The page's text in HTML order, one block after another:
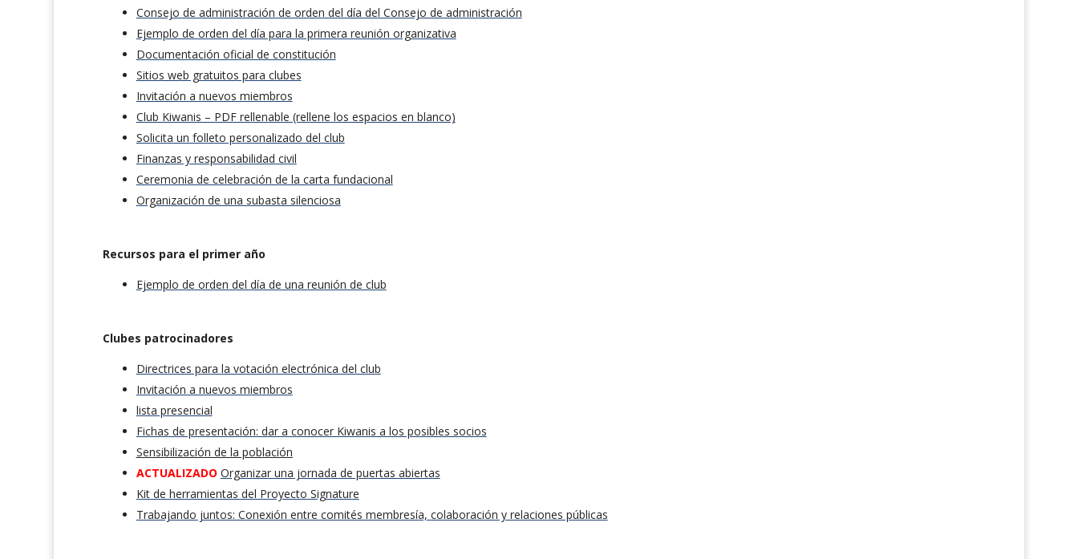
Consejo de administración de orden del día del Consejo de administración
Ejemplo de orden del día para la primera reunión organizativa
Documentación oficial de constitución
Sitios web gratuitos para clubes
Invitación a nuevos miembros
Club Kiwanis – PDF rellenable (rellene los espacios en blanco)
Solicita un folleto personalizado del club
Finanzas y responsabilidad civil
Ceremonia de celebración de la carta fundacional
Organización de una subasta silenciosa
Recursos para el primer año
Ejemplo de orden del día de una reunión de club
Clubes patrocinadores
Directrices para la votación electrónica del club
Invitación a nuevos miembros
lista presencial
Fichas de presentación: dar a conocer Kiwanis a los posibles socios
Sensibilización de la población
ACTUALIZADO Organizar una jornada de puertas abiertas
Kit de herramientas del Proyecto Signature
Trabajando juntos: Conexión entre comités membresía, colaboración y relaciones públicas